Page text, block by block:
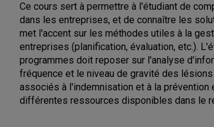
Ce cours sert à permettre à l'étudiant de
dans les entreprises, et de connaître les
met l'accent sur les méthodes utiles à la
entreprises (planification, évaluation, etc.).
programmes doit reposer sur l'analyse
fréquence et le niveau de gravité des
associés à l'indemnisation et à la prévention
différentes ressources disponibles dans le